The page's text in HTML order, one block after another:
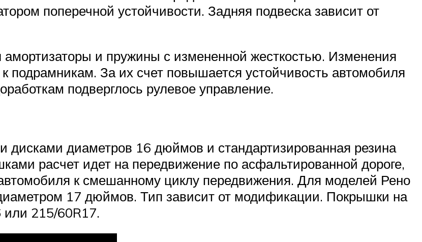
поперечной устойчивости. Задняя подвеска зависит от
и пружины с измененной жесткостью. Изменения
подрамникам. За их счет повышается устойчивость автомобиля
подверглось рулевое управление.
диаметров 16 дюймов и стандартизированная резина
расчет идет на передвижение по асфальтированной дороге,
к смешанному циклу передвижения. Для моделей Рено
17 дюймов. Тип зависит от модификации. Покрышки на
215/60R17.